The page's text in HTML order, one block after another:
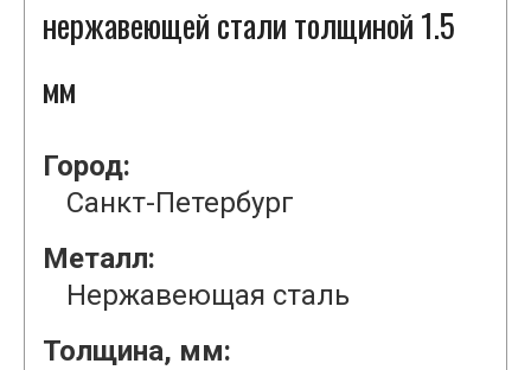
нержавеющей стали толщиной 1.5
мм
Город:
Санкт-Петербург
Металл:
Нержавеющая сталь
Толщина, мм: